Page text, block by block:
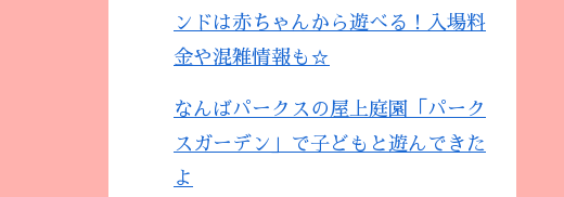
ンドは赤ちゃんから遊べる！入場料
金や混雑情報も☆
なんばパークスの屋上庭園「パーク
スガーデン」で子どもと遊んできた
よ